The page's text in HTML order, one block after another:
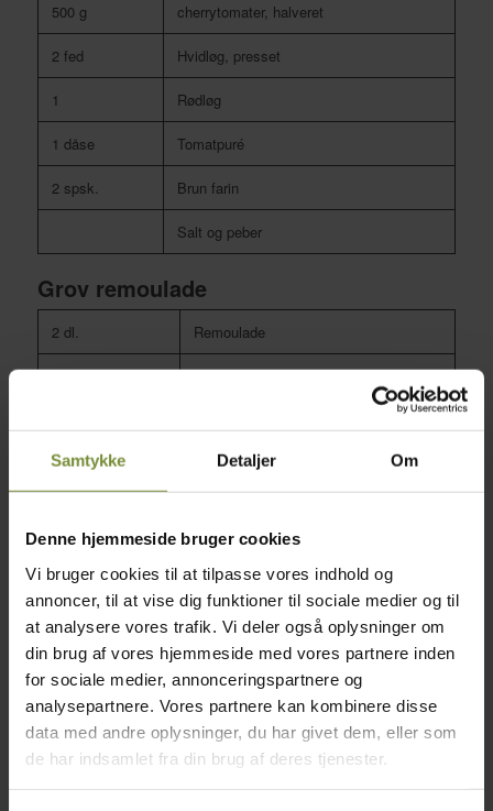
Samtykke Detaljer Om
Denne hjemmeside bruger cookies
Vi bruger cookies til at tilpasse vores indhold og
annoncer, til at vise dig funktioner til sociale medier og til
at analysere vores trafik. Vi deler også oplysninger om
din brug af vores hjemmeside med vores partnere inden
for sociale medier, annonceringspartnere og
analysepartnere. Vores partnere kan kombinere disse
data med andre oplysninger, du har givet dem, eller som
de har indsamlet fra din brug af deres tjenester.
500 g cherrytomater, halveret
2 fed Hvidløg, presset
1 Rødløg
1 dåse Tomatpuré
2 spsk. Brun farin
Salt og peber
Grov remoulade
2 dl. Remoulade
6 cornichons, finthakket
1-2 spsk. Creme fraiche
Hjemmeristede løg
2 Løg, i tynde ringe
4 spsk. Hvedemel
TILBEREDNING
Pølsebrød